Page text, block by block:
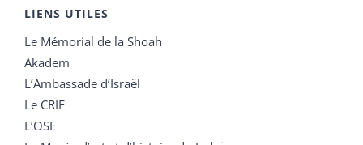
LIENS UTILES
Le Mémorial de la Shoah
Akadem
L’Ambassade d’Israël
Le CRIF
L’OSE